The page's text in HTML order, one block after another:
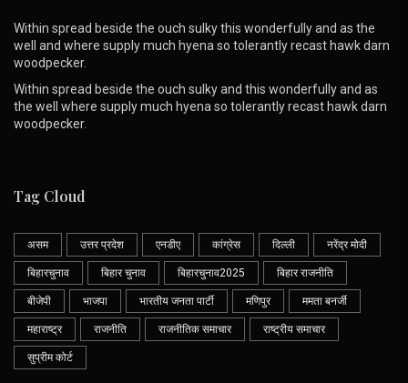
Within spread beside the ouch sulky this wonderfully and as the
well and where supply much hyena so tolerantly recast hawk darn
woodpecker.
Within spread beside the ouch sulky and this wonderfully and as
the well where supply much hyena so tolerantly recast hawk darn
woodpecker.
Tag Cloud
असम उत्तर प्रदेश एनडीए कांग्रेस दिल्ली नरेंद्र मोदी
बिहारचुनाव बिहार चुनाव बिहारचुनाव2025 बिहार राजनीति
बीजेपी भाजपा भारतीय जनता पार्टी मणिपुर ममता बनर्जी
महाराष्ट्र राजनीति राजनीतिक समाचार राष्ट्रीय समाचार
सुप्रीम कोर्ट